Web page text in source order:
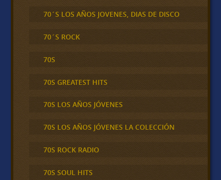
70´S LOS AÑOS JOVENES, DIAS DE DISCO
70´S ROCK
70S
70S GREATEST HITS
70S LOS AÑOS JÓVENES
70S LOS AÑOS JÓVENES LA COLECCIÓN
70S ROCK RADIO
70S SOUL HITS